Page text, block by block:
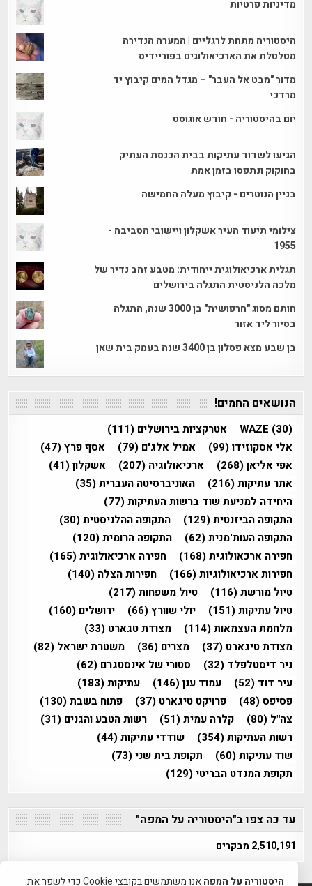
מדיניות פרטיות
היסטוריה מתחת לרגליים | המערה הנדירה
מטלטלת את הארכיאולוגים בפוריידיס
מדור "מבט אל העבר" – מגדל המים קיבוץ יד
מרדכי
יום בהיסטוריה - חודש אוגוסט
הגיעו לשדוד עתיקות בבית הכנסת העתיק
בחוקוק ונתפסו בזמן אמת
בניין הנוטרים - קיבוץ מעלה החמישה
צילומי תיעוד העיר אשקלון ויישובי הסביבה -
1955
תגלית ארכיאולוגית ייחודית: מטבע זהב נדיר של
מלכה הלניסטית התגלה בירושלים
חותם מסוג "חרפושית" בן 3000 שנה, התגלה
בסיור ליד אזור
בן שבע מצא פסלון בן 3400 שנה בעמק בית שאן
הנושאים החמים!
WAZE (30) אטרקציות בירושלים (111)
אלי אסקוזידו(99) אמיל אלג'ם (79) אסף פרץ(47)
אפי אליאן(268) ארכיאולוגיה (207) אשקלון(41)
אתר עתיקות(216) האוניברסיטה העברית(35)
היחידה למניעת שוד ברשות העתיקות(77)
התקופה הביזנטית(129) התקופה ההלניסטית(30)
התקופה העות'מנית(62) התקופה הרומית(120)
חפירה ארכאולוגית(168) חפירה ארכיאולוגית(165)
חפירות ארכיאולוגיות(166) חפירות הצלה (140)
טיול מורשת(116) טיול משפחות(217)
טיול עתיקות(151) יולי שוורץ(66) ירושלים (160)
מלחמת העצמאות(114) מצודת טגארט (33)
מצודת טיגארט (37) מצרים (36) משטרת ישראל (82)
ניר דיסטלפלד (32) סטורי של אינסטגרם (62)
עיר דוד (52) עמוד ענן(146) עתיקות(183)
פסיפס(48) פרויקט טיגארט (37) פתוח בשבת(130)
צה"ל (80) קלרה עמית(51) רשות הטבע והגנים (31)
רשות העתיקות(354) שודדי עתיקות(44)
שוד עתיקות(60) תקופת בית שני(73)
תקופת המנדט הבריטי(129)
עד כה צפו ב"היסטוריה על המפה"
2,510,191 מבקרים
היסטוריה על המפה אנו משתמשים בקובצי Cookie כדי לשפר את